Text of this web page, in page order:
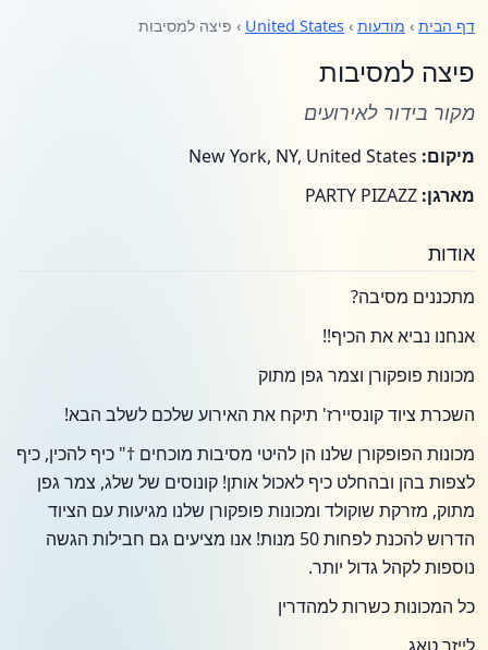
דף הבית › מודעות ›
United States › פיצה למסיבות
פיצה למסיבות
מקור בידור לאירועים
מיקום:
מארגן:
אודות
מתכננים מסיבה?
אנחנו נביא את הכיף!!
מכונות פופקורן וצמר גפן מתוק
השכרת ציוד קונסיירז' תיקח את האירוע שלכם לשלב הבא!
מכונות הפופקורן שלנו הן להיטי מסיבות מוכחים †" כיף להכין, כיף
לצפות בהן ובהחלט כיף לאכול אותן! קונוסים של שלג, צמר גפן
מתוק, מזרקת שוקולד ומכונות פופקורן שלנו מגיעות עם הציוד
הדרוש להכנת לפחות 50 מנות! אנו מציעים גם חבילות הגשה
נוספות לקהל גדול יותר.
כל המכונות כשרות למהדרין